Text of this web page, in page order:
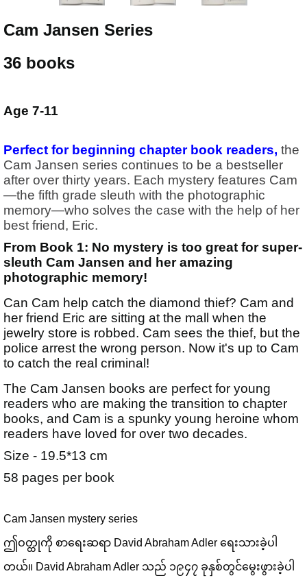
Cam Jansen Series
36 books
Age 7-11
Perfect for beginning chapter book readers, the
Cam Jansen series continues to be a bestseller
after over thirty years. Each mystery features Cam
—the fifth grade sleuth with the photographic
memory—who solves the case with the help of her
best friend, Eric.
From Book 1: No mystery is too great for super-
sleuth Cam Jansen and her amazing
photographic memory!
Can Cam help catch the diamond thief? Cam and
her friend Eric are sitting at the mall when the
jewelry store is robbed. Cam sees the thief, but the
police arrest the wrong person. Now it's up to Cam
to catch the real criminal!
The Cam Jansen books are perfect for young
readers who are making the transition to chapter
books, and Cam is a spunky young heroine whom
readers have loved for over two decades.
Size - 19.5*13 cm
58 pages per book
Cam Jansen mystery series
ဤဝတ္ထုကို စာရေးဆရာ David Abraham Adler ရေးသားခဲ့ပါ
တယ်။ David Abraham Adler သည် ၁၉၄၇ ခုနှစ်တွင်မွေးဖွားခဲ့ပါ